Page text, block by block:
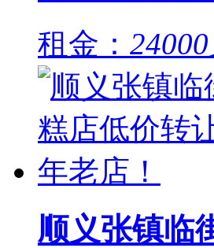
租金：
顺义张镇临